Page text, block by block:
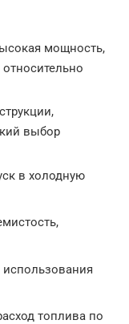
мощность,
выбор
в холодную
топлива по